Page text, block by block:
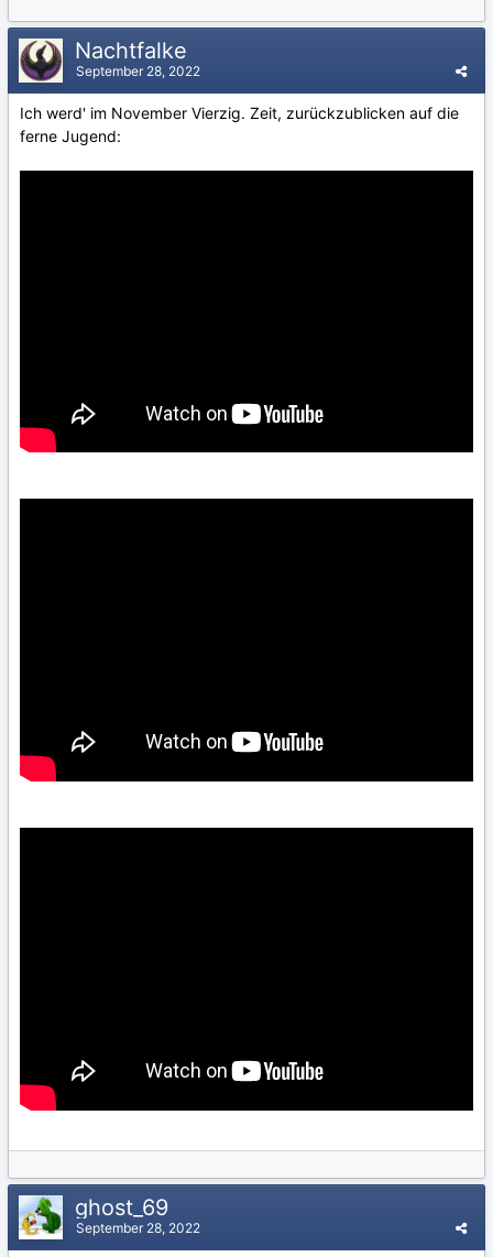
Nachtfalke
September 28, 2022
Ich werd' im November Vierzig. Zeit, zurückzublicken auf die
ferne Jugend:
ghost_69
September 28, 2022